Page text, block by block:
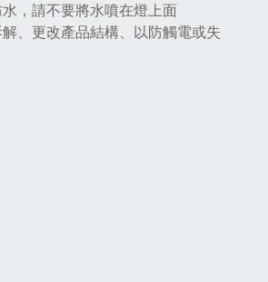
，請不要將水噴在燈上面
、更改產品結構、以防觸電或失